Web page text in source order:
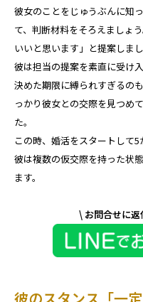
彼女のことをじゅうぶんに知
て、判断材料をそろえましょ
いいと思います」と提案しまし
彼は担当の提案を素直に受け
決めた期限に縛られすぎるの
っかり彼女との交際を見つめ
た。
この時、婚活をスタートして5
彼は複数の仮交際を持った状
ます。
\ お問合せに